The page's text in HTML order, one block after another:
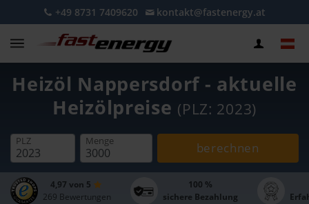
+49 8731 7409620 kontakt@fastenergy.at
Heizöl Nappersdorf - aktuelle
Heizölpreise (PLZ: 2023)
PLZ Menge berechnen
4,97 von 5
269 Bewertungen
100 %
sichere Bezahlung